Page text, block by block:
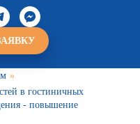
»
в гостиничных
- повышение